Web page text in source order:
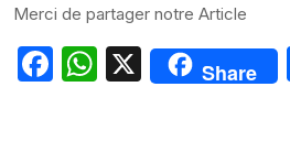
Merci de partager notre Article
Facebook
WhatsApp
X Share